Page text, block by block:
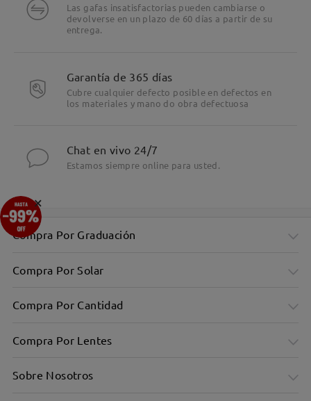
Las gafas insatisfactorias pueden cambiarse o
devolverse en un plazo de 60 días a partir de su
entrega.
Garantía de 365 días
Cubre cualquier defecto posible en defectos en
los materiales y mano do obra defectuosa
Chat en vivo 24/7
Estamos siempre online para usted.
Compra Por Graduación
Compra Por Solar
Compra Por Cantidad
Compra Por Lentes
Sobre Nosotros
×